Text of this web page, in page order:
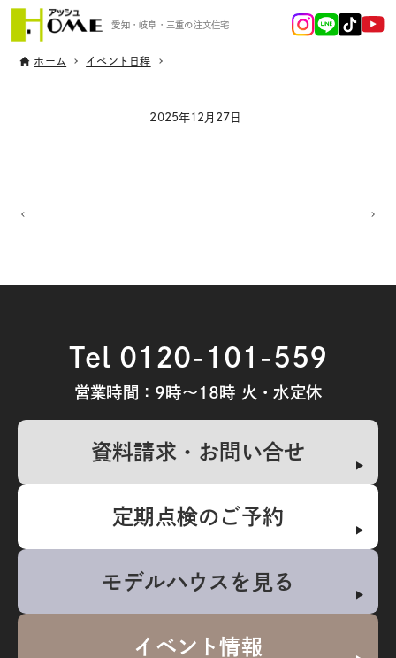
愛知・岐阜・三重の注文住宅
ホーム イベント日程
2025年12月27日
Tel 0120-101-559
営業時間：9時～18時 火・水定休
資料請求・お問い合せ
定期点検のご予約
モデルハウスを見る
イベント情報